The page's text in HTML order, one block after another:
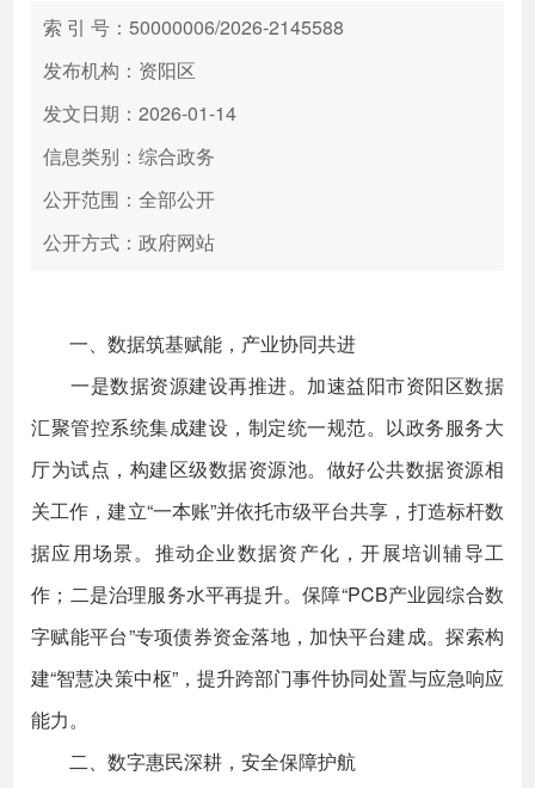
政务服务
高效办成一件事
索 引 号：50000006/2026-2145588
发布机构：资阳区
发文日期：2026-01-14
信息类别：综合政务
公开范围：全部公开
公开方式：政府网站
一、数据筑基赋能，产业协同共进
一是数据资源建设再推进。加速益阳市资阳区数据
汇聚管控系统集成建设，制定统一规范。以政务服务大
厅为试点，构建区级数据资源池。做好公共数据资源相
关工作，建立“一本账”并依托市级平台共享，打造标杆数
据应用场景。推动企业数据资产化，开展培训辅导工
作；二是治理服务水平再提升。保障“PCB产业园综合数
字赋能平台”专项债券资金落地，加快平台建成。探索构
建“智慧决策中枢”，提升跨部门事件协同处置与应急响应
能力。
二、数字惠民深耕，安全保障护航